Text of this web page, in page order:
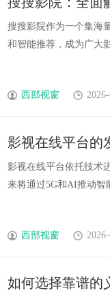
搜搜影院作为一个集海
和智能推荐，成为广大
西部视窗
影视在线平台的
影视在线平台依托技术
来将通过5G和AI推动智
西部视窗
如何选择靠谱的